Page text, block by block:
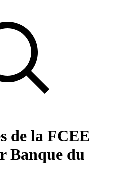
de la FCEE
Banque du